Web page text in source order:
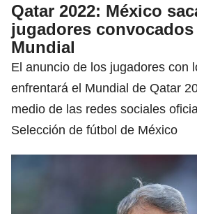
Qatar 2022: México
jugadores convocados
Mundial
El anuncio de los jugadores con
enfrentará el Mundial de Qatar
medio de las redes sociales
Selección de fútbol de México